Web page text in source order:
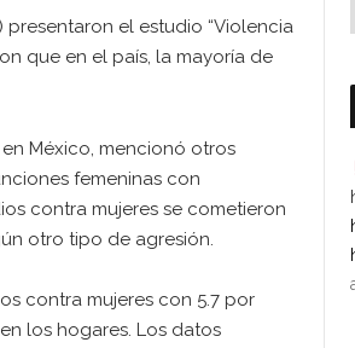
presentaron el estudio “Violencia
que en el país, la mayoría de
México, mencionó otros
femeninas con
contra mujeres se cometieron
otro tipo de agresión.
contra mujeres con 5.7 por
los hogares. Los datos